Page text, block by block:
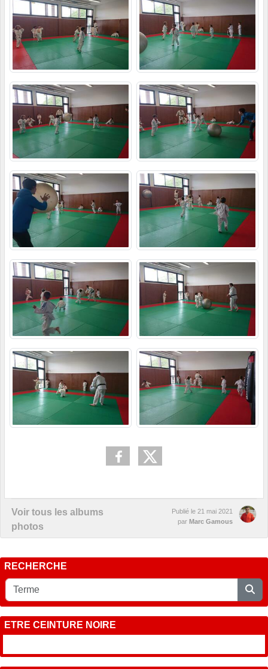
Voir tous les albums
photos
Publié le 21 mai 2021
par Marc Gamous
RECHERCHE
ETRE CEINTURE NOIRE